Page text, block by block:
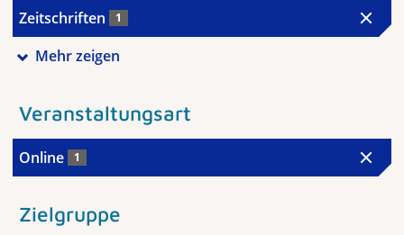
Zeitschriften 1
Mehr zeigen
Veranstaltungsart
Online 1
Zielgruppe